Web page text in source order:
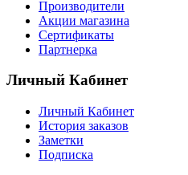
Производители
Акции магазина
Сертификаты
Партнерка
Личный Кабинет
Личный Кабинет
История заказов
Заметки
Подписка